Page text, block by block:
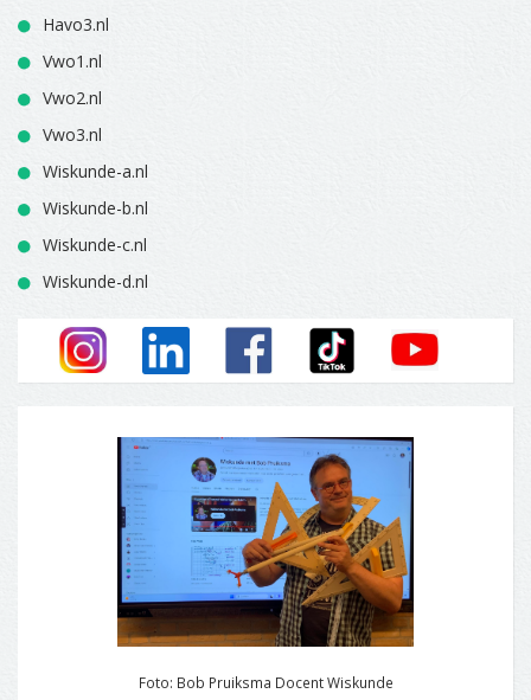
Havo3.nl
Vwo1.nl
Vwo2.nl
Vwo3.nl
Wiskunde-a.nl
Wiskunde-b.nl
Wiskunde-c.nl
Wiskunde-d.nl
Foto: Bob Pruiksma Docent Wiskunde